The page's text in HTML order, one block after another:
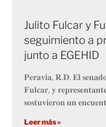
Julito Fulcar y
seguimiento a
junto a EGEHID
𝐏𝐞𝐫𝐚𝐯𝐢𝐚, 𝐑.𝐃. 𝐄𝐥
𝐅𝐮𝐥𝐜𝐚𝐫, 𝐲
𝐬𝐨𝐬𝐭𝐮𝐯𝐢𝐞𝐫𝐨𝐧 𝐮𝐧
Leer más »